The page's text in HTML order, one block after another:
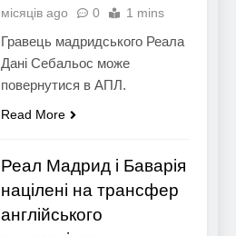
місяців ago 0 1 mins
Гравець мадридського Реала
Дані Себальос може
повернутися в АПЛ.
Read More
Реал Мадрид і Баварія
націлені на трансфер
англійського